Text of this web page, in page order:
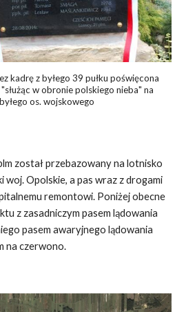
kadrę z byłego 39 pułku poświęcona
w obronie polskiego nieba" na
os. wojskowego
został przebazowany na lotnisko
woj. Opolskie, a pas wraz z drogami
remontowi. Poniżej obecne
z zasadniczym pasem lądowania
pasem awaryjnego lądowania
na czerwono.